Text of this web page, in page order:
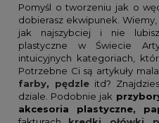
Pomyśl o tworzeniu jak o
dobierasz ekwipunek.
jak najszybciej i nie
plastyczne w Świecie
intuicyjnych kategoriach,
Potrzebne Ci są artykuły
farby, pędzleitd?
dziale. Podobnie jak
akcesoria plastyczne,